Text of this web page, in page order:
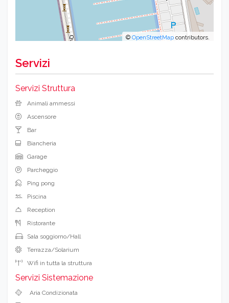
©OpenStreetMap contributors.
Servizi
Servizi Struttura
Animali ammessi
Ascensore
Bar
Biancheria
Garage
Parcheggio
Ping pong
Piscina
Reception
Ristorante
Sala soggiorno/Hall
Terrazza/Solarium
Wifi in tutta la struttura
Servizi Sistemazione
Aria Condizionata